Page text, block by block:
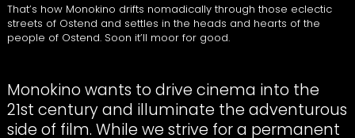
That’s how Monokino drifts nomadically through those eclectic
streets of Ostend and settles in the heads and hearts of the
people of Ostend. Soon it’ll moor for good.
Monokino wants to drive cinema into the
21st century and illuminate the adventurous
side of film. While we strive for a permanent